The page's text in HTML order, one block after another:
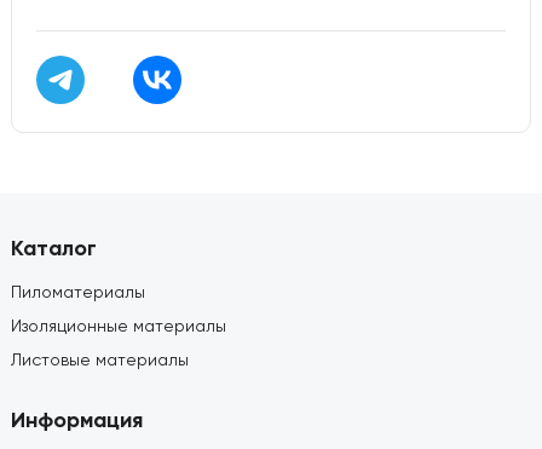
Каталог
Пиломатериалы
Изоляционные материалы
Листовые материалы
Информация